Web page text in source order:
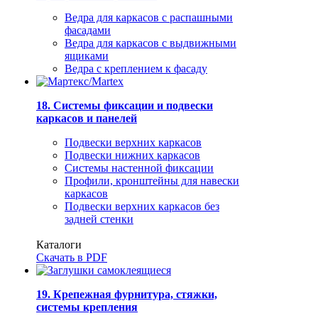
Ведра для каркасов с распашными
фасадами
Ведра для каркасов с выдвижными
ящиками
Ведра с креплением к фасаду
18. Системы фиксации и подвески
каркасов и панелей
Подвески верхних каркасов
Подвески нижних каркасов
Системы настенной фиксации
Профили, кронштейны для навески
каркасов
Подвески верхних каркасов без
задней стенки
Каталоги
Скачать в PDF
19. Крепежная фурнитура, стяжки,
системы крепления